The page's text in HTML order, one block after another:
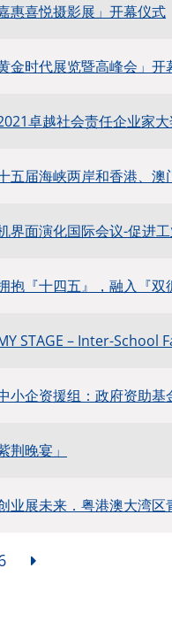
嘉惠喜悦摄影展」开幕仪式
黄金时代展览暨高峰会」
2021卓越社会责任企业家
五届海峡两岸和香港、
界面演化国际会议-促进
拥抱『十四五』，融入『
MY STAGE – Inter-
中小企资援组：政府资助
荆晚宴」
创业展未来．粤港澳大湾